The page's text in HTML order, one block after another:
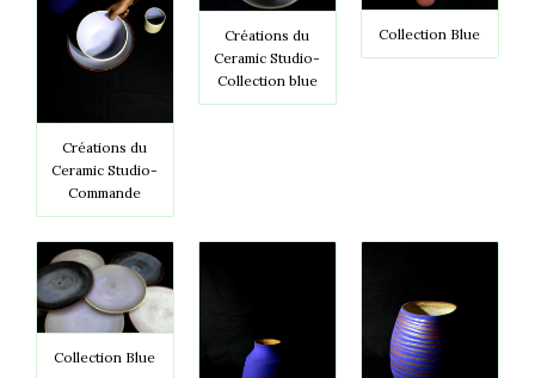
Créations du
Ceramic Studio-
Commande
Créations du
Ceramic Studio-
Collection blue
Collection Blue
Collection Blue